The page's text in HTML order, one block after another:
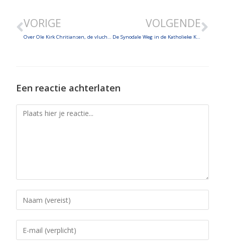
VORIGE
Over Ole Kirk Chritiansen, de vlucht van de Heilige Familie, 2000ste verjaardag doop van Jezus en 28 februari
VOLGENDE
De Synodale Weg in de Katholieke Kerk
Een reactie achterlaten